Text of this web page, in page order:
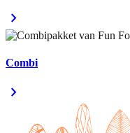
chevron_right
Combi
chevron_right